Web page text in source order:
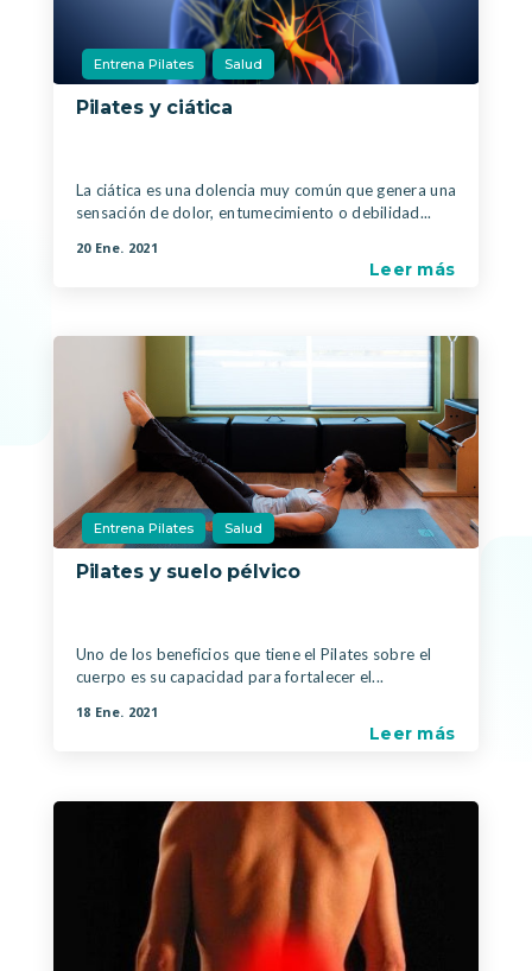
Entrena Pilates Salud
Pilates y ciática
La ciática es una dolencia muy común que genera una
sensación de dolor, entumecimiento o debilidad...
20 Ene. 2021
Leer más
Entrena Pilates Salud
Pilates y suelo pélvico
Uno de los beneficios que tiene el Pilates sobre el
cuerpo es su capacidad para fortalecer el...
18 Ene. 2021
Leer más